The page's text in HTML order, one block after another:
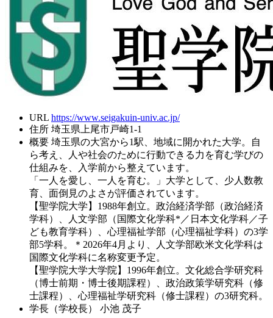
URL https://www.seigakuin-univ.ac.jp/
住所 埼玉県上尾市戸崎1-1
概要 埼玉県の大宮から1駅、地域に開かれた大学。自
ら考え、人や社会のために行動できる力を育む学びの
仕組みを、入学前から整えています。
「一人を愛し、一人を育む。」大学として、少人数教
育、面倒見のよさが評価されています。
【聖学院大学】1988年創立。政治経済学部（政治経済
学科）、人文学部（国際文化学科*／日本文化学科／子
ども教育学科）、心理福祉学部（心理福祉学科）の3学
部5学科。＊2026年4月より、人文学部欧米文化学科は
国際文化学科に名称変更予定。
【聖学院大学大学院】1996年創立。文化総合学研究科
（博士前期・博士後期課程）、政治政策学研究科（修
士課程）、心理福祉学研究科（修士課程）の3研究科。
学長（学校長）
小池 茂子